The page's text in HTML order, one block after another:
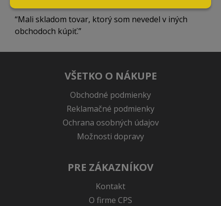
Mali skladom tovar, ktorý som nevedel v iných
obchodoch kúpiť.
VŠETKO O NÁKUPE
Obchodné podmienky
Reklamačné podmienky
Ochrana osobných údajov
Možnosti dopravy
PRE ZÁKAZNÍKOV
Kontakt
O firme CPS